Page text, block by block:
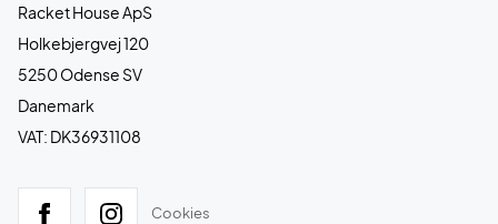
Racket House ApS
Holkebjergvej 120
5250 Odense SV
Danemark
VAT: DK36931108
Cookies